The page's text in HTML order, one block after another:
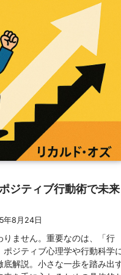
ジティブ行動術で未来
年8月24日
ません。重要なのは、「行
ジティブ心理学や行動科学
解説。小さな一歩を踏み出